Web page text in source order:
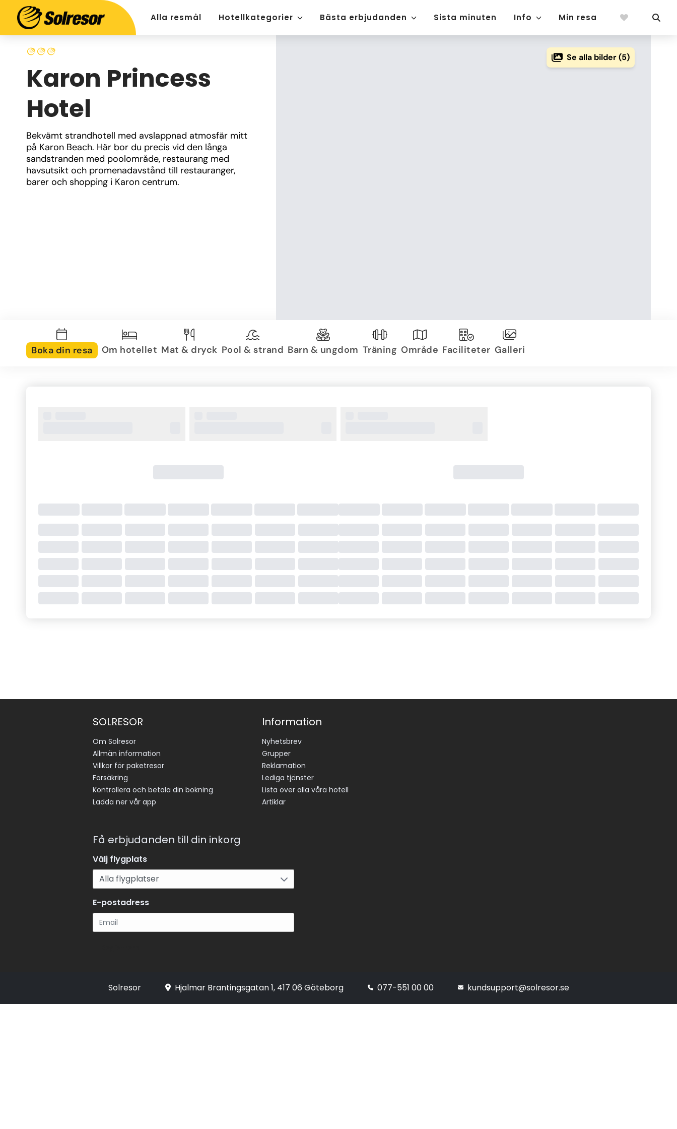
Alla resmål Hotellkategorier Bästa erbjudanden Sista minuten Info Min resa
Karon Princess
Hotel
Bekvämt strandhotell med avslappnad atmosfär mitt
på Karon Beach. Här bor du precis vid den långa
sandstranden med poolområde, restaurang med
havsutsikt och promenadavstånd till restauranger,
barer och shopping i Karon centrum.
Se alla bilder (5)
Boka din resa Om hotellet Mat & dryck Pool & strand Barn & ungdom Träning Område Faciliteter Galleri
SOLRESOR
Om Solresor
Allmän information
Villkor för paketresor
Försäkring
Kontrollera och betala din bokning
Ladda ner vår app
Information
Nyhetsbrev
Grupper
Reklamation
Lediga tjänster
Lista över alla våra hotell
Artiklar
Få erbjudanden till din inkorg
Välj flygplats
E-postadress
Solresor Hjalmar Brantingsgatan 1, 417 06 Göteborg 077-551 00 00 kundsupport@solresor.se